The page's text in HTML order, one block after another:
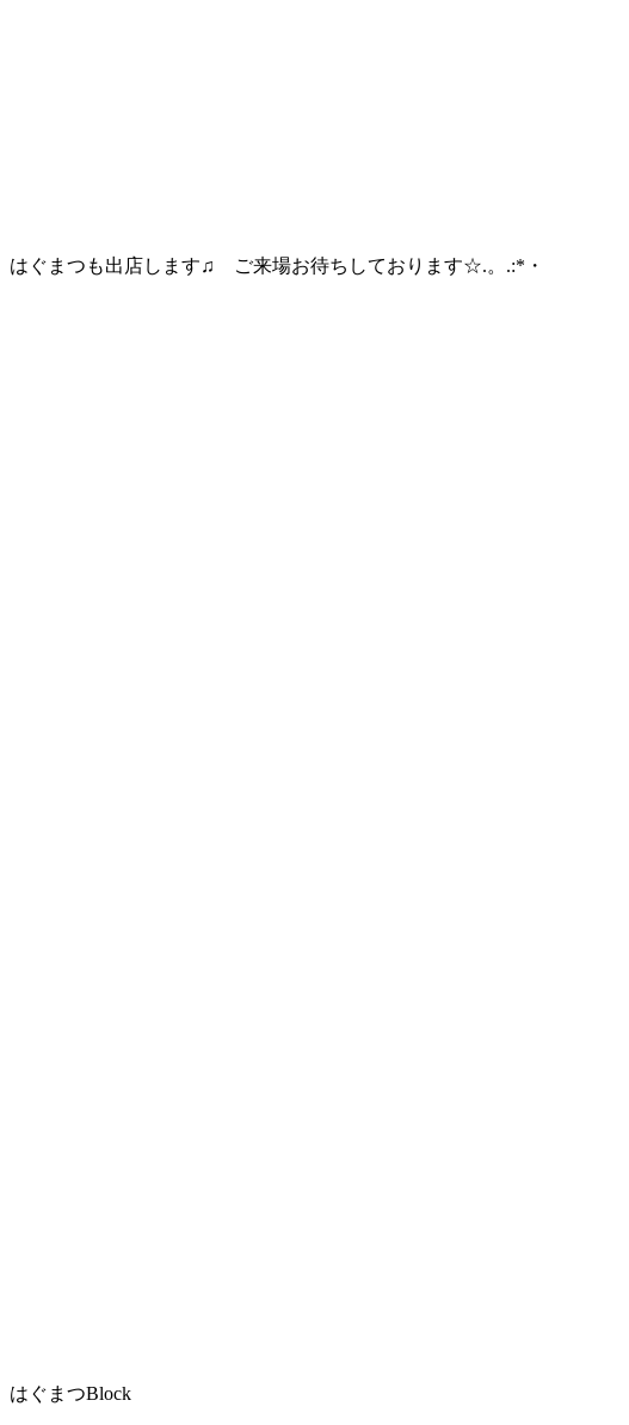
はぐまつも出店します♫ ご来場お待ちしております☆.。.:*・
はぐまつBlock